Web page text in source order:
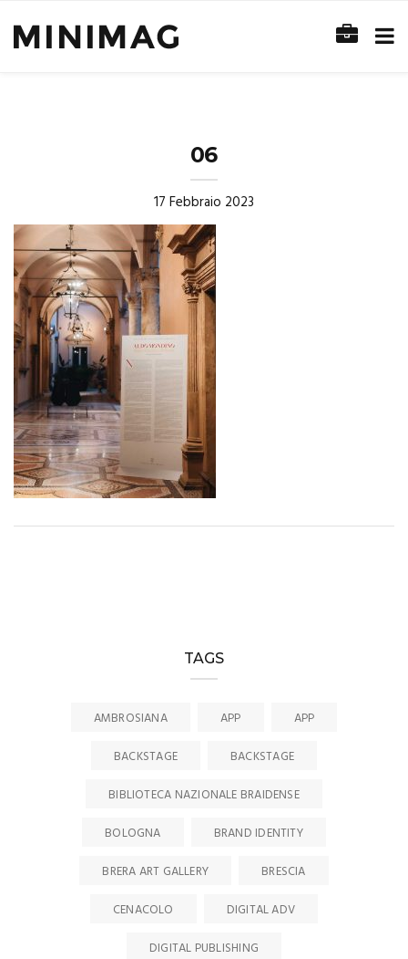
06
17 Febbraio 2023
TAGS
AMBROSIANA APP
APP
BACKSTAGE
BACKSTAGE
BIBLIOTECA NAZIONALE BRAIDENSE
BOLOGNA
BRAND IDENTITY
BRERA ART GALLERY
BRESCIA
CENACOLO
DIGITAL ADV
DIGITAL PUBLISHING